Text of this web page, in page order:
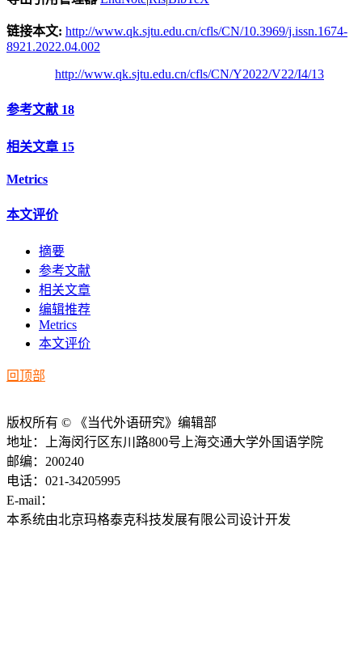
链接本文: http://www.qk.sjtu.edu.cn/cfls/CN/10.3969/j.issn.1674-
8921.2022.04.002
http://www.qk.sjtu.edu.cn/cfls/CN/Y2022/V22/I4/13
参考文献 18
相关文章 15
Metrics
本文评价
摘要
参考文献
相关文章
编辑推荐
Metrics
本文评价
回顶部
版权所有 © 《当代外语研究》编辑部
地址：上海闵行区东川路800号上海交通大学外国语学院
邮编：200240
电话：021-34205995
E-mail：
本系统由北京玛格泰克科技发展有限公司设计开发